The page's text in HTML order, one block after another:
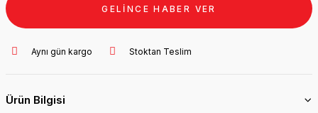
GELİNCE HABER VER
Aynı gün kargo Stoktan Teslim
Ürün Bilgisi